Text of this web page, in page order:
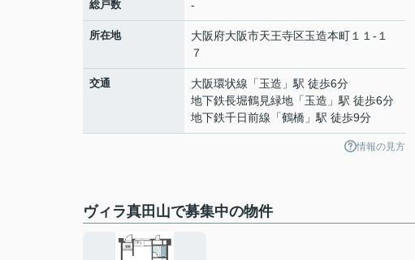
総戸数 -
所在地 大阪府大阪市天王寺区玉造本町 １１-１
７
交通 大阪環状線 「玉造 」駅 徒歩6分
地下鉄長堀鶴見緑地 「玉造 」駅 徒歩6分
地下鉄千日前線 「鶴橋 」駅 徒歩9分
情報の見方
ヴィラ真田山で募集中の物件